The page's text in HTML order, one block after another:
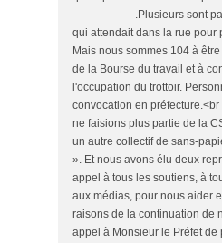
.Plusieurs sont partis,
qui attendait dans la rue pour
Mais nous sommes 104 à
de la Bourse du travail et à
l'occupation du trottoir.
convocation en
ne faisions plus partie de la
un autre collectif de sans-
». Et nous avons élu deux
appel à tous les soutiens, à
aux médias, pour nous aider
raisons de la continuation de
appel à Monsieur le Préfet de